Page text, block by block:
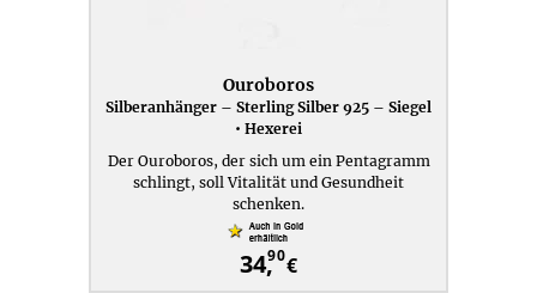
Ouroboros
Silberanhänger – Sterling Silber 925 – Siegel
• Hexerei
Der Ouroboros, der sich um ein Pentagramm
schlingt, soll Vitalität und Gesundheit
schenken.
34,90€